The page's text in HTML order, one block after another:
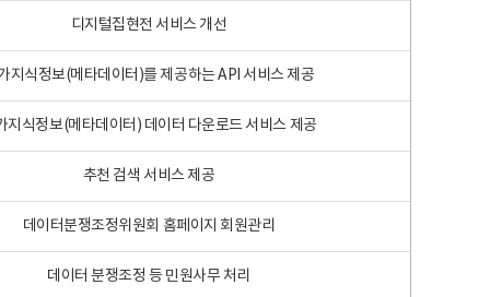
디지털집현전 서비스 개선
지식정보(메타데이터)를 제공하는 API 서비스 제공
지식정보(메타데이터) 데이터 다운로드 서비스 제공
추천 검색 서비스 제공
데이터분쟁조정위원회 홈페이지 회원관리
데이터 분쟁조정 등 민원사무 처리